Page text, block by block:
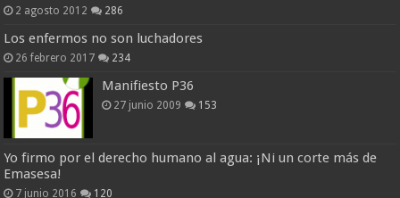
2 agosto 2012 286
Los enfermos no son luchadores
26 febrero 2017 234
Manifiesto P36
27 junio 2009 153
Yo firmo por el derecho humano al agua: ¡Ni un corte más de
Emasesa!
7 junio 2016 120